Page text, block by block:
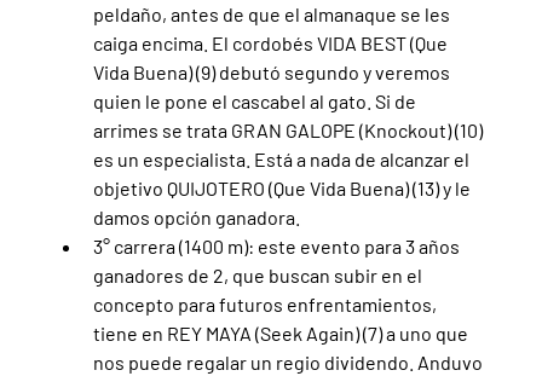
peldaño, antes de que el almanaque se les
caiga encima. El cordobés VIDA BEST (Que
Vida Buena) (9) debutó segundo y veremos
quien le pone el cascabel al gato. Si de
arrimes se trata GRAN GALOPE (Knockout) (10)
es un especialista. Está a nada de alcanzar el
objetivo QUIJOTERO (Que Vida Buena) (13) y le
damos opción ganadora.
3° carrera (1400 m): este evento para 3 años
ganadores de 2, que buscan subir en el
concepto para futuros enfrentamientos,
tiene en REY MAYA (Seek Again) (7) a uno que
nos puede regalar un regio dividendo. Anduvo